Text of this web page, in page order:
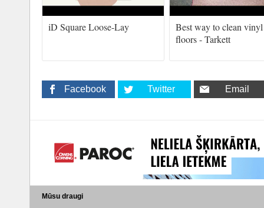
iD Square Loose-Lay
Best way to clean vinyl
floors - Tarkett
Facebook Twitter Email
Mūsu draugi